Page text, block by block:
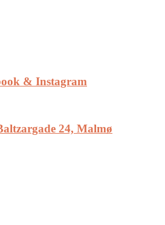
& Instagram
24, Malmø